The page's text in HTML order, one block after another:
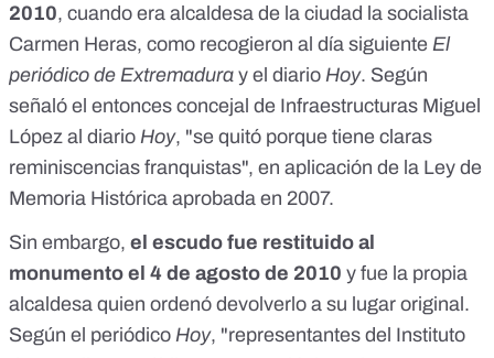
2010, cuando era alcaldesa de la ciudad la socialista
Carmen Heras, como recogieron al día siguiente El
periódico de Extremadura y el diario Hoy. Según
señaló el entonces concejal de Infraestructuras Miguel
López al diario Hoy, "se quitó porque tiene claras
reminiscencias franquistas", en aplicación de la Ley de
Memoria Histórica aprobada en 2007.
Sin embargo, el escudo fue restituido al
monumento el 4 de agosto de 2010 y fue la propia
alcaldesa quien ordenó devolverlo a su lugar original.
Según el periódico Hoy, "representantes del Instituto